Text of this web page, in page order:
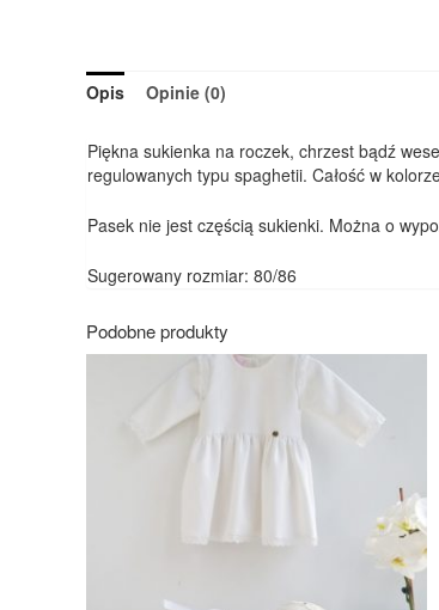
Opis Opinie (0)
Piękna sukienka na roczek, chrzest bądź
regulowanych typu spaghetii. Całość w
Pasek nie jest częścią sukienki. Można o
Sugerowany rozmiar: 80/86
Podobne produkty